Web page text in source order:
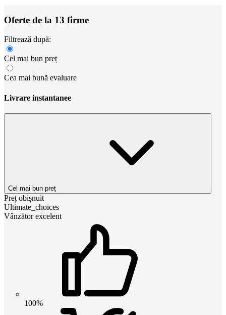
Oferte de la 13 firme
Filtrează după:
Cel mai bun preț
Cea mai bună evaluare
Livrare instantanee
Cel mai bun preț
Preț obișnuit
Ultimate_choices
Vânzător excelent
100%